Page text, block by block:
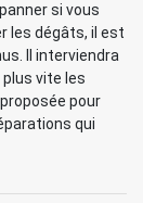
si vous
les dégâts, il est
Il interviendra
vite les
pour
qui